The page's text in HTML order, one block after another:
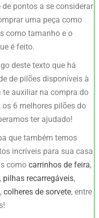
de pontos a se considerar
uma peça como
como tamanho e o
é feito.
deste texto que há
de pilões disponíveis à
te auxiliar na compra do
os 6 melhores pilões do
ter ajudado!
que também temos
incríveis para sua casa
comocarrinhos de feira,
, pilhas recarregáveis,
,colheres de sorvete, entre